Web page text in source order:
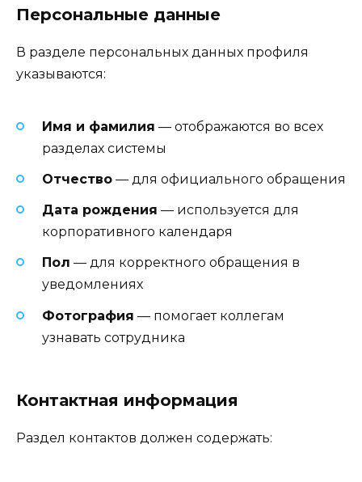
Персональные данные
В разделе персональных данных профиля
указываются:
Имя и фамилия — отображаются во всех
разделах системы
Отчество — для официального обращения
Дата рождения — используется для
корпоративного календаря
Пол — для корректного обращения в
уведомлениях
Фотография — помогает коллегам
узнавать сотрудника
Контактная информация
Раздел контактов должен содержать: